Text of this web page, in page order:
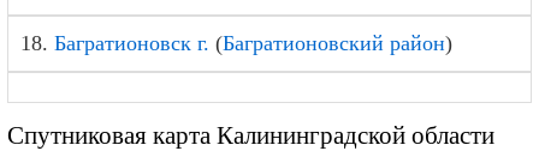
18. Багратионовск г. (Багратионовский район)
Спутниковая карта Калининградской области